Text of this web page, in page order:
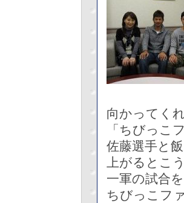
向かってく
「ちびっこ
佐藤選手と
上がるとこ
一軍の試合
ちびっこフ